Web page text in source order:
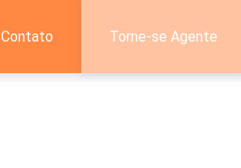
Contato Torne-se Agente